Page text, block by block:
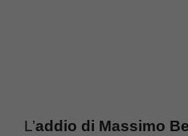
L’addio di Massimo